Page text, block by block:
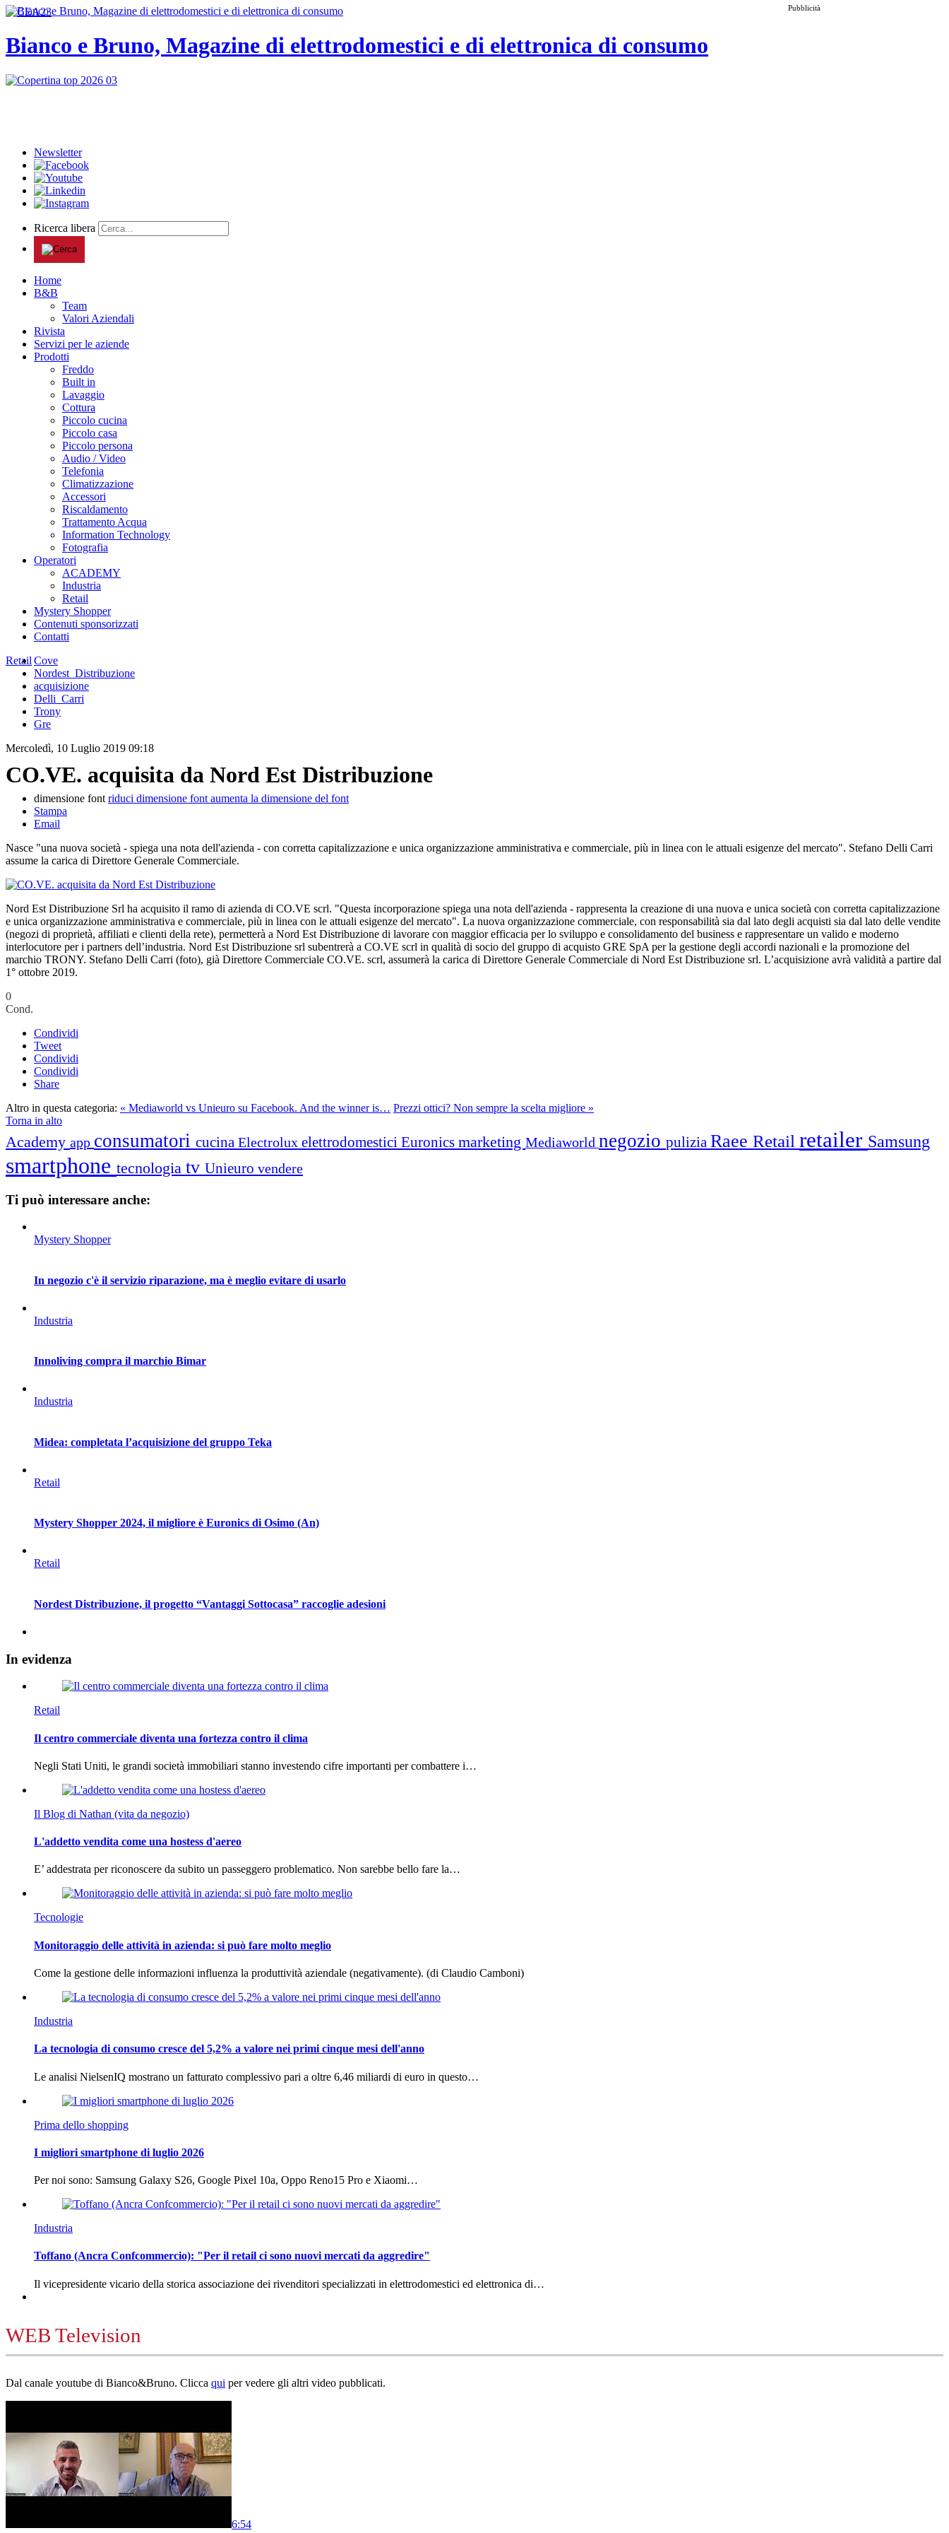
Pubblicità
Bianco e Bruno, Magazine di elettrodomestici e di elettronica di consumo
Newsletter
Ricerca libera
Home
B&B
Team
Valori Aziendali
Rivista
Servizi per le aziende
Prodotti
Freddo
Built in
Lavaggio
Cottura
Piccolo cucina
Piccolo casa
Piccolo persona
Audio / Video
Telefonia
Climatizzazione
Accessori
Riscaldamento
Trattamento Acqua
Information Technology
Fotografia
Operatori
ACADEMY
Industria
Retail
Mystery Shopper
Contenuti sponsorizzati
Contatti
Retail Cove
Nordest_Distribuzione
acquisizione
Delli_Carri
Trony
Gre
Mercoledì, 10 Luglio 2019 09:18
CO.VE. acquisita da Nord Est Distribuzione
dimensione font riduci dimensione font aumenta la dimensione del font
Stampa
Email
Nasce "una nuova società - spiega una nota dell'azienda - con corretta capitalizzazione e unica organizzazione amministrativa e commerciale, più in linea con le attuali esigenze del mercato". Stefano Delli Carri
assume la carica di Direttore Generale Commerciale.
Nord Est Distribuzione Srl ha acquisito il ramo di azienda di CO.VE scrl. "Questa incorporazione spiega una nota dell'azienda - rappresenta la creazione di una nuova e unica società con corretta capitalizzazione
e unica organizzazione amministrativa e commerciale, più in linea con le attuali esigenze del mercato". La nuova organizzazione commerciale, con responsabilità sia dal lato degli acquisti sia dal lato delle vendite
(negozi di proprietà, affiliati e clienti della rete), permetterà a Nord Est Distribuzione di lavorare con maggior efficacia per lo sviluppo e consolidamento del business e rappresentare un valido e moderno
interlocutore per i partners dell’industria. Nord Est Distribuzione srl subentrerà a CO.VE scrl in qualità di socio del gruppo di acquisto GRE SpA per la gestione degli accordi nazionali e la promozione del
marchio TRONY. Stefano Delli Carri (foto), già Direttore Commerciale CO.VE. scrl, assumerà la carica di Direttore Generale Commerciale di Nord Est Distribuzione srl. L’acquisizione avrà validità a partire dal
1° ottobre 2019.
0
Cond.
Condividi
Tweet
Condividi
Condividi
Share
Altro in questa categoria: « Mediaworld vs Unieuro su Facebook. And the winner is… Prezzi ottici? Non sempre la scelta migliore »
Torna in alto
Academy app consumatori cucina Electrolux elettrodomestici Euronics marketing Mediaworld negozio pulizia Raee Retail retailer Samsung
smartphone tecnologia tv Unieuro vendere
Ti può interessare anche:
Mystery Shopper
In negozio c'è il servizio riparazione, ma è meglio evitare di usarlo
Industria
Innoliving compra il marchio Bimar
Industria
Midea: completata l’acquisizione del gruppo Teka
Retail
Mystery Shopper 2024, il migliore è Euronics di Osimo (An)
Retail
Nordest Distribuzione, il progetto “Vantaggi Sottocasa” raccoglie adesioni
In evidenza
Retail
Il centro commerciale diventa una fortezza contro il clima
Negli Stati Uniti, le grandi società immobiliari stanno investendo cifre importanti per combattere i…
Il Blog di Nathan (vita da negozio)
L'addetto vendita come una hostess d'aereo
E’ addestrata per riconoscere da subito un passeggero problematico. Non sarebbe bello fare la…
Tecnologie
Monitoraggio delle attività in azienda: si può fare molto meglio
Come la gestione delle informazioni influenza la produttività aziendale (negativamente). (di Claudio Camboni)
Industria
La tecnologia di consumo cresce del 5,2% a valore nei primi cinque mesi dell'anno
Le analisi NielsenIQ mostrano un fatturato complessivo pari a oltre 6,46 miliardi di euro in questo…
Prima dello shopping
I migliori smartphone di luglio 2026
Per noi sono: Samsung Galaxy S26, Google Pixel 10a, Oppo Reno15 Pro e Xiaomi…
Industria
Toffano (Ancra Confcommercio): "Per il retail ci sono nuovi mercati da aggredire"
Il vicepresidente vicario della storica associazione dei rivenditori specializzati in elettrodomestici ed elettronica di…
WEB Television
Dal canale youtube di Bianco&Bruno. Clicca qui per vedere gli altri video pubblicati.
6:54